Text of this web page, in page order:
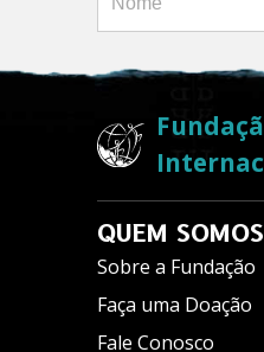
QUEM SOMOS
Sobre a Fundação
Faça uma Doação
Fale Conosco